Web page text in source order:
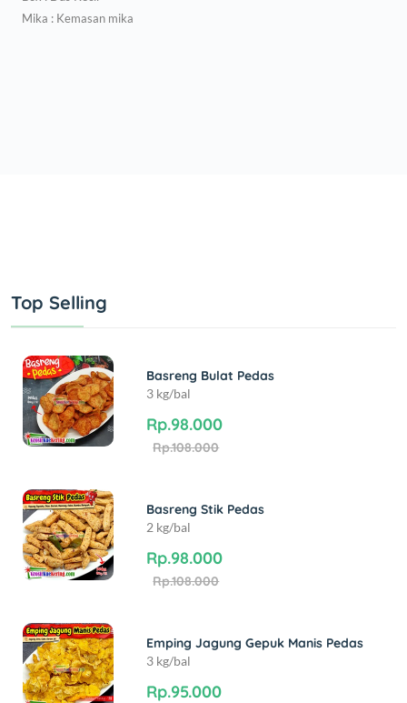
Mika : Kemasan mika
Top Selling
Basreng Bulat Pedas
3 kg/bal
Rp.98.000
Rp.108.000
Basreng Stik Pedas
2 kg/bal
Rp.98.000
Rp.108.000
Emping Jagung Gepuk Manis Pedas
3 kg/bal
Rp.95.000